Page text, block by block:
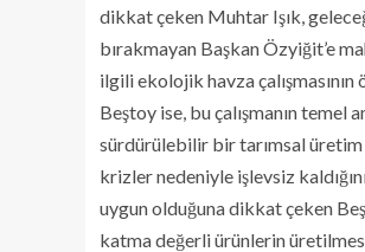
dikkat çeken Muhtar Işık,
bırakmayan Başkan Özyiğit’e
ilgili ekolojik havza
Beştoy ise, bu çalışmanın temel
sürdürülebilir bir tarımsal
krizler nedeniyle işlevsiz
uygun olduğuna dikkat çeken
katma değerli ürünlerin